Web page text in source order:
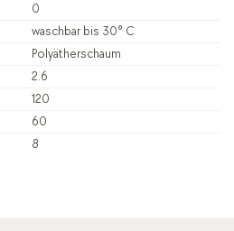
0
waschbar bis 30° C
Polyätherschaum
2.6
120
60
8